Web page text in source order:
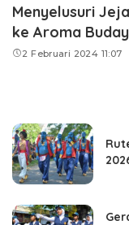
Menyelusuri
ke Aroma
2 Februari 2024 11:07